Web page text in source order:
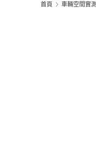
首頁 車輛空間實測